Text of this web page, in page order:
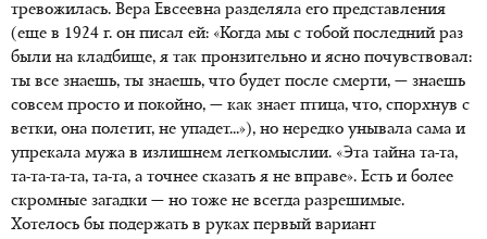
тревожилась. Вера Евсеевна разделяла его представления
(еще в 1924 г. он писал ей: «Когда мы с тобой последний раз
были на кладбище, я так пронзительно и ясно почувствовал:
ты все знаешь, ты знаешь, что будет после смерти, — знаешь
совсем просто и покойно, — как знает птица, что, спорхнув с
ветки, она полетит, не упадет...»), но нередко унывала сама и
упрекала мужа в излишнем легкомыслии. «Эта тайна та-та,
та-та-та-та, та-та, а точнее сказать я не вправе». Есть и более
скромные загадки — но тоже не всегда разрешимые.
Хотелось бы подержать в руках первый вариант